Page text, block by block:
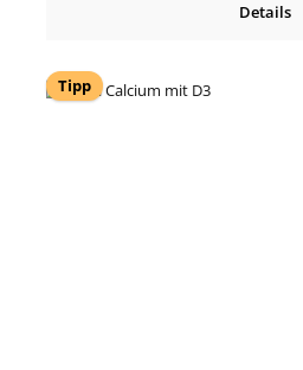
Details
Tipp